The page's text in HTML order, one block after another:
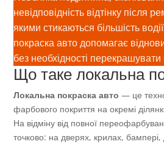
невідповідність відтінку після
якими стикаються більшість
покраска авто допомагає
без необхідності
Що таке локальна
Локальна покраска авто — це
фарбового покриття на окремі
На відміну від повної
точково: на дверях, крилах, бампері,